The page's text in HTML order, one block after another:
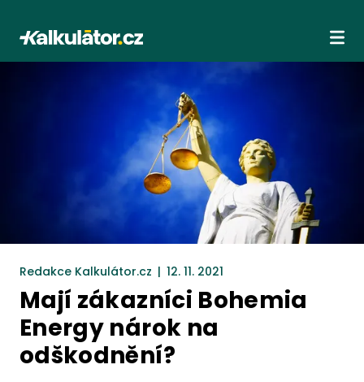
Kalkulátor.cz
Redakce Kalkulátor.cz | 12. 11. 2021
Mají zákazníci Bohemia
Energy nárok na
odškodnění?